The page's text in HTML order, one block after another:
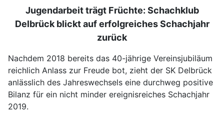
Jugendarbeit trägt Früchte: Schachklub
Delbrück blickt auf erfolgreiches Schachjahr
zurück
Nachdem 2018 bereits das 40-jährige Vereinsjubiläum
reichlich Anlass zur Freude bot, zieht der SK Delbrück
anlässlich des Jahreswechsels eine durchweg positive
Bilanz für ein nicht minder ereignisreiches Schachjahr
2019.